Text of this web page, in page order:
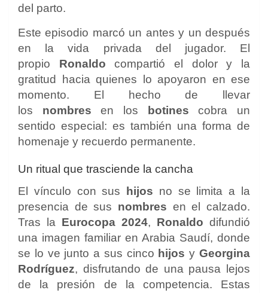
del parto.
Este episodio marcó un antes y un después
en la vida privada del jugador. El
propio Ronaldo compartió el dolor y la
gratitud hacia quienes lo apoyaron en ese
momento. El hecho de llevar
los nombres en los botines cobra un
sentido especial: es también una forma de
homenaje y recuerdo permanente.
Un ritual que trasciende la cancha
El vínculo con sus
hijos no se limita a la
presencia de sus nombres en el calzado.
Tras la Eurocopa 2024, Ronaldo difundió
una imagen familiar en Arabia Saudí, donde
se lo ve junto a sus cinco hijos yGeorgina
Rodríguez, disfrutando de una pausa lejos
de la presión de la competencia. Estas